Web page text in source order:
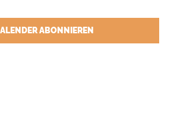
ABONNIEREN